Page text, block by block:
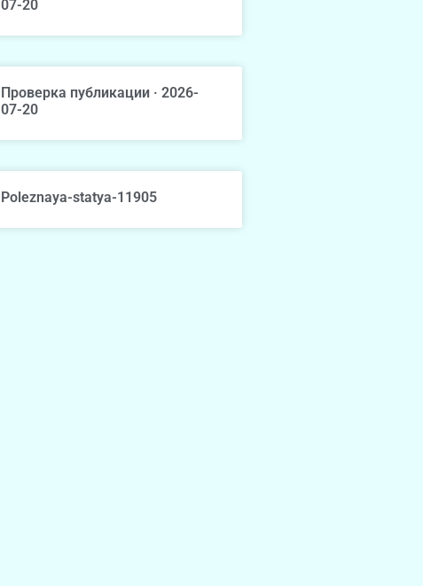
07-20
Проверка публикации · 2026-
07-20
Poleznaya-statya-11905